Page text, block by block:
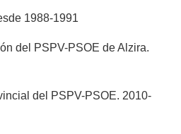
1988-1991
del PSPV-PSOE de Alzira.
del PSPV-PSOE. 2010-